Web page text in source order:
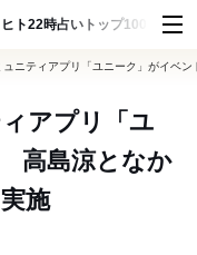
ト22時占い トップ100 スナッ
ュニティアプリ「ユニーク」がイベ
アプリ「ユ
高島涼となか
施